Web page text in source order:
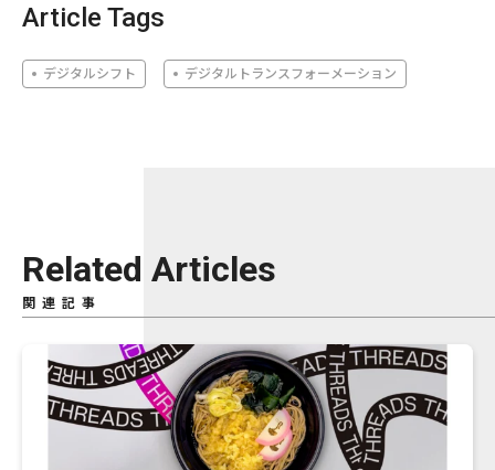
Article Tags
デジタルシフト デジタルトランスフォーメーション
Related Articles
関連記事